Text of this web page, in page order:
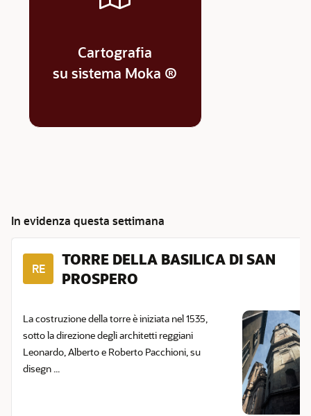
Cartografia
su sistema Moka ®
In evidenza questa settimana
RE
TORRE DELLA BASILICA DI SAN
PROSPERO
La costruzione della torre è iniziata nel 1535,
sotto la direzione degli architetti reggiani
Leonardo, Alberto e Roberto Pacchioni, su
disegn ...